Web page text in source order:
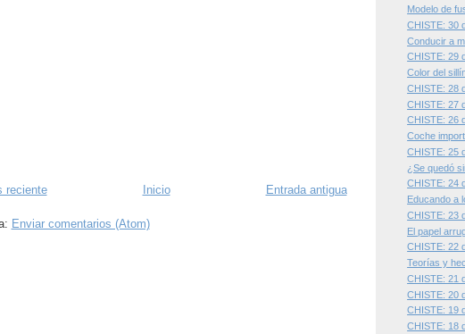
reciente Entrada antigua
Inicio
Enviar comentarios (Atom)
Modelo de
CHISTE: 30
Conducir a
CHISTE: 29
Color del
CHISTE: 28
CHISTE: 27
CHISTE: 26
Coche
CHISTE: 25
¿Se quedó
CHISTE: 24
Educando a
CHISTE: 23
El papel
CHISTE: 22
Teorías y
CHISTE: 21
CHISTE: 20
CHISTE: 19
CHISTE: 18